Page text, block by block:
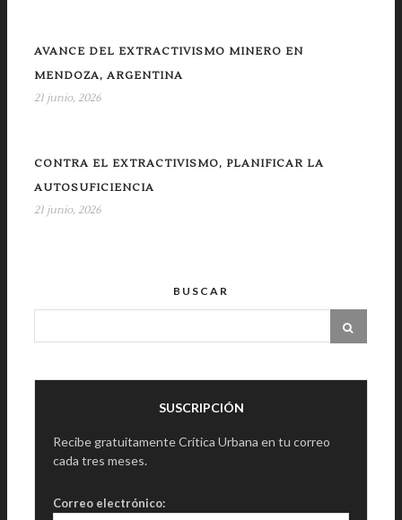
AVANCE DEL EXTRACTIVISMO MINERO EN
MENDOZA, ARGENTINA
21 junio, 2026
CONTRA EL EXTRACTIVISMO, PLANIFICAR LA
AUTOSUFICIENCIA
21 junio, 2026
BUSCAR
SUSCRIPCIÓN
Recibe gratuitamente Crítica Urbana en tu correo
cada tres meses.
Correo electrónico: